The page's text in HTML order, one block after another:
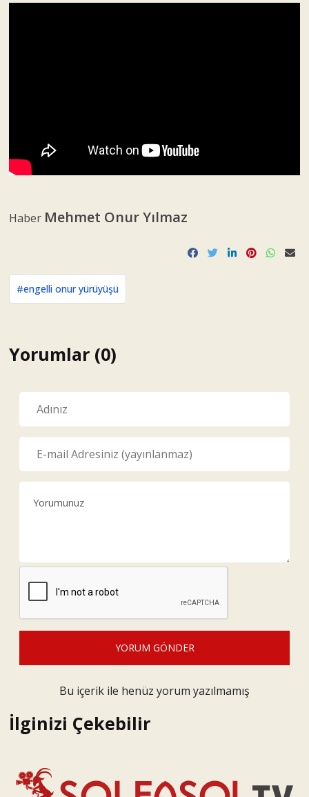
Haber Mehmet Onur Yılmaz
#engelli onur yürüyüşü
Yorumlar (0)
YORUM GÖNDER
Bu içerik ile henüz yorum yazılmamış
İlginizi Çekebilir